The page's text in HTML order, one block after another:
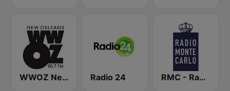
WWOZ New Orleans 90.7 FM Radio 24 RMC - Radio Monte Carlo